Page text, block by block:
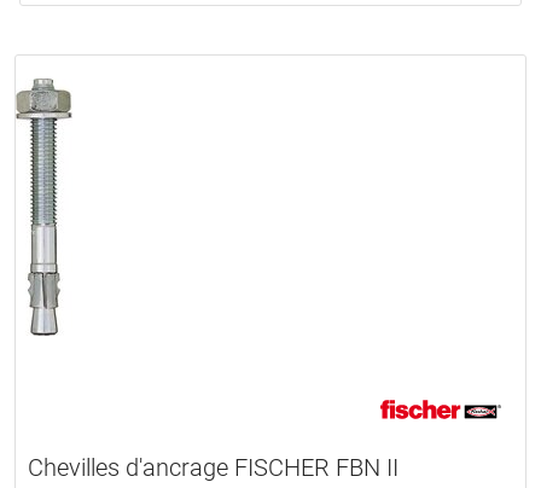
Chevilles d'ancrage FISCHER FBN II